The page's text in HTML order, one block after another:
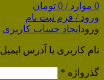
0 موارد /
0 تومان
ورود / فرم ثبت نام
ورود ایجاد حساب کاربری
نام کاربری یا آدرس ایمیل
گذرواژه *